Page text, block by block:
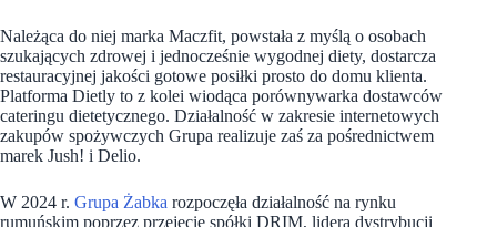
Należąca do niej marka Maczfit, powstała z myślą o osobach
szukających zdrowej i jednocześnie wygodnej diety, dostarcza
restauracyjnej jakości gotowe posiłki prosto do domu klienta.
Platforma Dietly to z kolei wiodąca porównywarka dostawców
cateringu dietetycznego. Działalność w zakresie internetowych
zakupów spożywczych Grupa realizuje zaś za pośrednictwem
marek Jush! i Delio.
W 2024 r. Grupa Żabka rozpoczęła działalność na rynku
rumuńskim poprzez przejęcie spółki DRIM, lidera dystrybucji